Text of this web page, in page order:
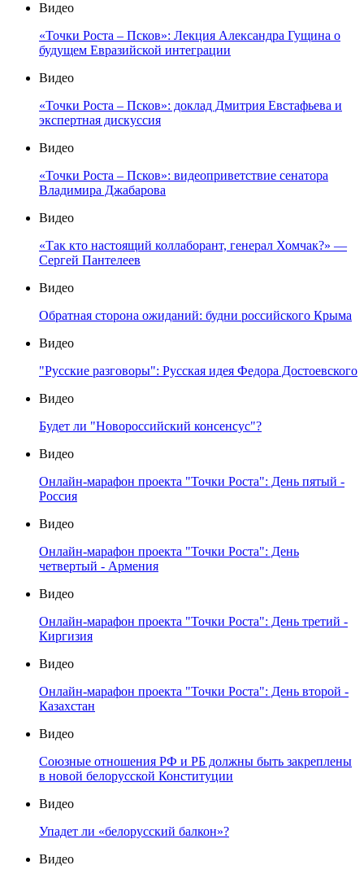
Видео
«Точки Роста – Псков»: Лекция Александра Гущина о
будущем Евразийской интеграции
Видео
«Точки Роста – Псков»: доклад Дмитрия Евстафьева и
экспертная дискуссия
Видео
«Точки Роста – Псков»: видеоприветствие сенатора
Владимира Джабарова
Видео
«Так кто настоящий коллаборант, генерал Хомчак?» —
Сергей Пантелеев
Видео
Обратная сторона ожиданий: будни российского Крыма
Видео
"Русские разговоры": Русская идея Федора Достоевского
Видео
Будет ли "Новороссийский консенсус"?
Видео
Онлайн-марафон проекта "Точки Роста": День пятый -
Россия
Видео
Онлайн-марафон проекта "Точки Роста": День
четвертый - Армения
Видео
Онлайн-марафон проекта "Точки Роста": День третий -
Киргизия
Видео
Онлайн-марафон проекта "Точки Роста": День второй -
Казахстан
Видео
Союзные отношения РФ и РБ должны быть закреплены
в новой белорусской Конституции
Видео
Упадет ли «белорусский балкон»?
Видео